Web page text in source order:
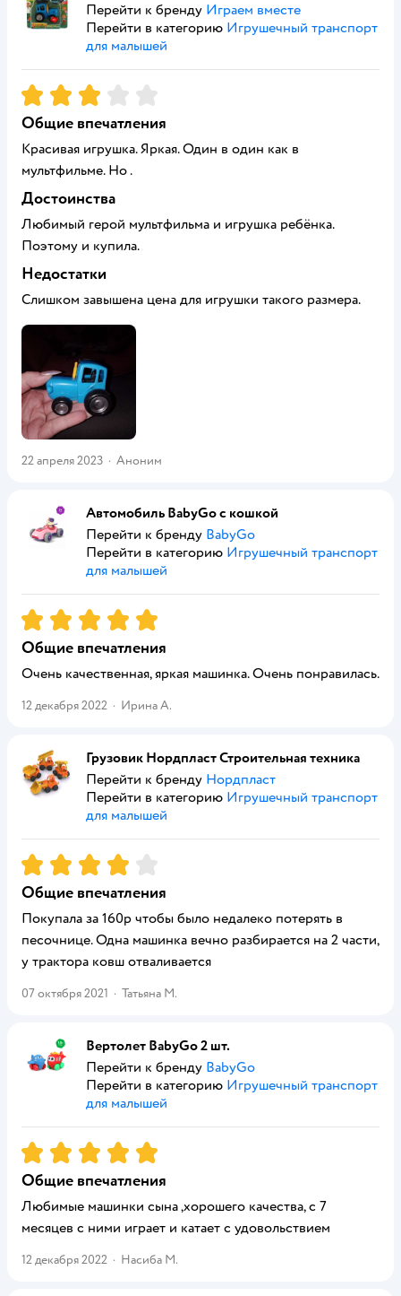
Перейти к бренду Играем вместе
Перейти в категорию Игрушечный транспорт
для малышей
Рейтинг:3
Общие впечатления
Красивая игрушка. Яркая. Один в один как в
мультфильме. Но .
Достоинства
Любимый герой мультфильма и игрушка ребёнка.
Поэтому и купила.
Недостатки
Слишком завышена цена для игрушки такого размера.
22 апреля 2023 · Аноним
Автомобиль BabyGo с кошкой
Перейти к бренду BabyGo
Перейти в категорию Игрушечный транспорт
для малышей
Рейтинг:5
Общие впечатления
Очень качественная, яркая машинка. Очень понравилась.
12 декабря 2022 · Ирина А.
Грузовик Нордпласт Строительная техника
Перейти к бренду Нордпласт
Перейти в категорию Игрушечный транспорт
для малышей
Рейтинг:4
Общие впечатления
Покупала за 160р чтобы было недалеко потерять в
песочнице. Одна машинка вечно разбирается на 2 части,
у трактора ковш отваливается
07 октября 2021 · Татьяна М.
Вертолет BabyGo 2 шт.
Перейти к бренду BabyGo
Перейти в категорию Игрушечный транспорт
для малышей
Рейтинг:5
Общие впечатления
Любимые машинки сына ,хорошего качества, с 7
месяцев с ними играет и катает с удовольствием
12 декабря 2022 · Насиба М.